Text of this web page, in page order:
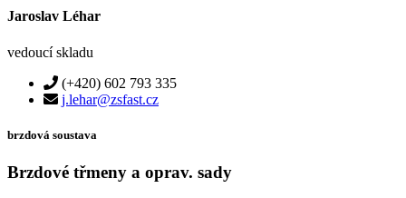
Jaroslav Léhar
vedoucí skladu
(+420) 602 793 335
j.lehar@zsfast.cz
brzdová soustava
Brzdové třmeny a oprav. sady